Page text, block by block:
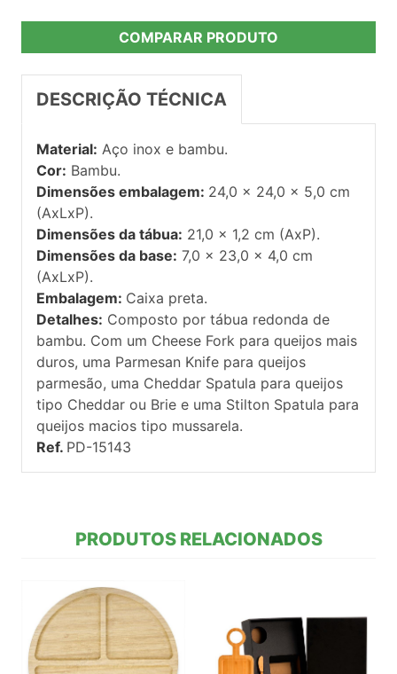
COMPARAR PRODUTO
DESCRIÇÃO TÉCNICA
Material: Aço inox e bambu.
Cor: Bambu.
Dimensões embalagem: 24,0 x 24,0 x 5,0 cm
(AxLxP).
Dimensões da tábua: 21,0 x 1,2 cm (AxP).
Dimensões da base: 7,0 x 23,0 x 4,0 cm
(AxLxP).
Embalagem: Caixa preta.
Detalhes: Composto por tábua redonda de
bambu. Com um Cheese Fork para queijos mais
duros, uma Parmesan Knife para queijos
parmesão, uma Cheddar Spatula para queijos
tipo Cheddar ou Brie e uma Stilton Spatula para
queijos macios tipo mussarela.
Ref. PD-15143
PRODUTOS RELACIONADOS